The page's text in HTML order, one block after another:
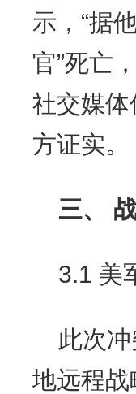
示，“据
官”死亡
社交媒
方证实。
三、
3.1 美
此次
地远程战